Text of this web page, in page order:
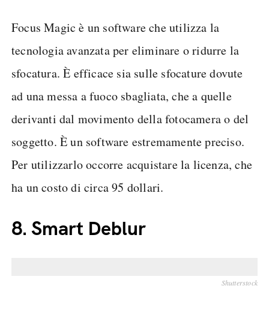
Focus Magic è un software che utilizza la
tecnologia avanzata per eliminare o ridurre la
sfocatura. È efficace sia sulle sfocature dovute
ad una messa a fuoco sbagliata, che a quelle
derivanti dal movimento della fotocamera o del
soggetto. È un software estremamente preciso.
Per utilizzarlo occorre acquistare la licenza, che
ha un costo di circa 95 dollari.
8. Smart Deblur